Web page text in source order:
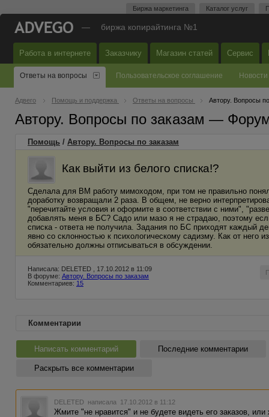
Биржа маркетинга Каталог услуг
— биржа копирайтинга №1
Работа в интернете Заказчику Магазин статей Сервис
Ответы на вопросы Пользовательское соглашение Новости
Адвего Помощь и поддержка Ответы на вопросы Автору. Вопросы
Автору. Вопросы по заказам —
Помощь / Автору. Вопросы по заказам
Как выйти из белого списка!?
Сделала для ВМ работу мимоходом, при том не правильно
доработку возвращали 2 раза. В общем, не верно
"перечитайте условия и оформите в соответствии с ними",
добавлять меня в БС? Садо или мазо я не страдаю, поэтому
списка - ответа не получила. Задания по БС приходят каждый
явно со склонностью к психологическому садизму. Как от него
обязательно должны отписываться в обсуждении.
Написала: DELETED , 17.10.2012 в 11:09
В форуме: Автору. Вопросы по заказам
Комментариев: 15
Комментарии
Написать комментарий Последние комментарии
Раскрыть все комментарии
DELETED написала 17.10.2012 в 11:12
Жмите "не нравится" и не будете видеть его заказов,